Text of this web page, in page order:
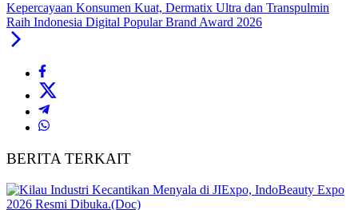
Kepercayaan Konsumen Kuat, Dermatix Ultra dan Transpulmin
Raih Indonesia Digital Popular Brand Award 2026
BERITA TERKAIT